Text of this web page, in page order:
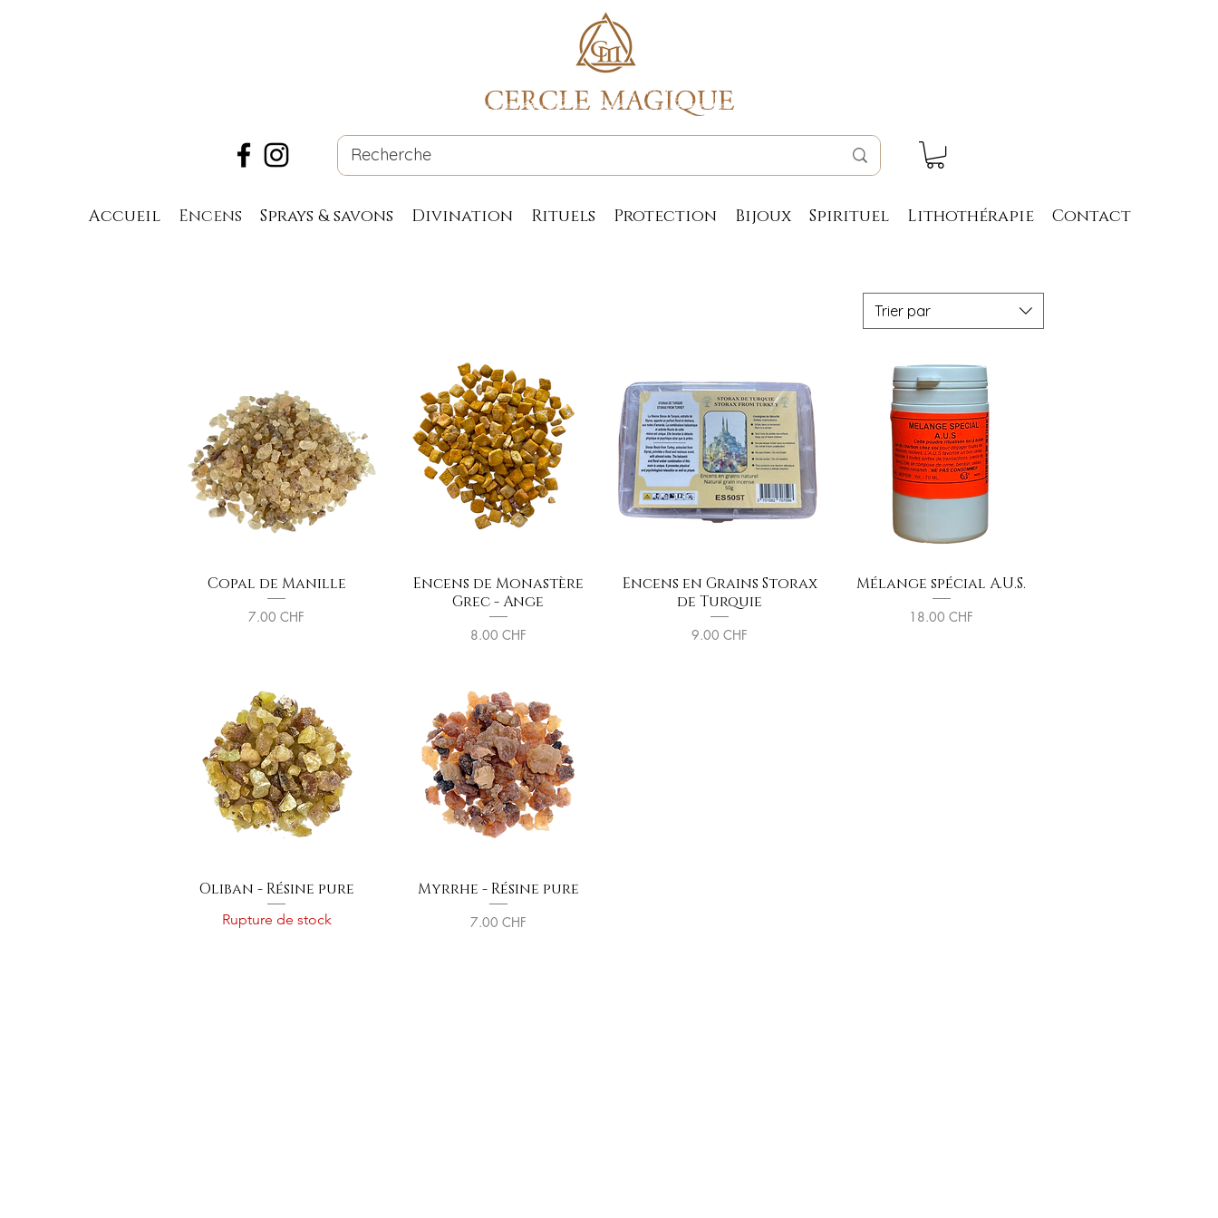
CERCLE MAGIQUE
Accueil Encens Sprays & savons Divination Rituels Protection Bijoux Spirituel Lithothérapie Contact
Trier par
Copal de Manille
Prix
7.00 CHF
Encens de Monastère
Grec - Ange
Prix
8.00 CHF
Encens en Grains Storax
de Turquie
Prix
9.00 CHF
Mélange spécial A.U.S.
Prix
18.00 CHF
Oliban - Résine pure
Rupture de stock
Myrrhe - Résine pure
Prix
7.00 CHF